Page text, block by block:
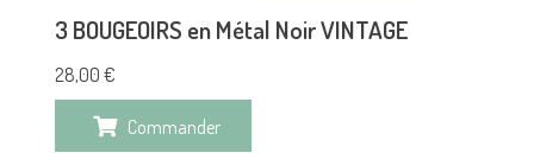
3 BOUGEOIRS en Métal Noir VINTAGE
28,00 €
Commander